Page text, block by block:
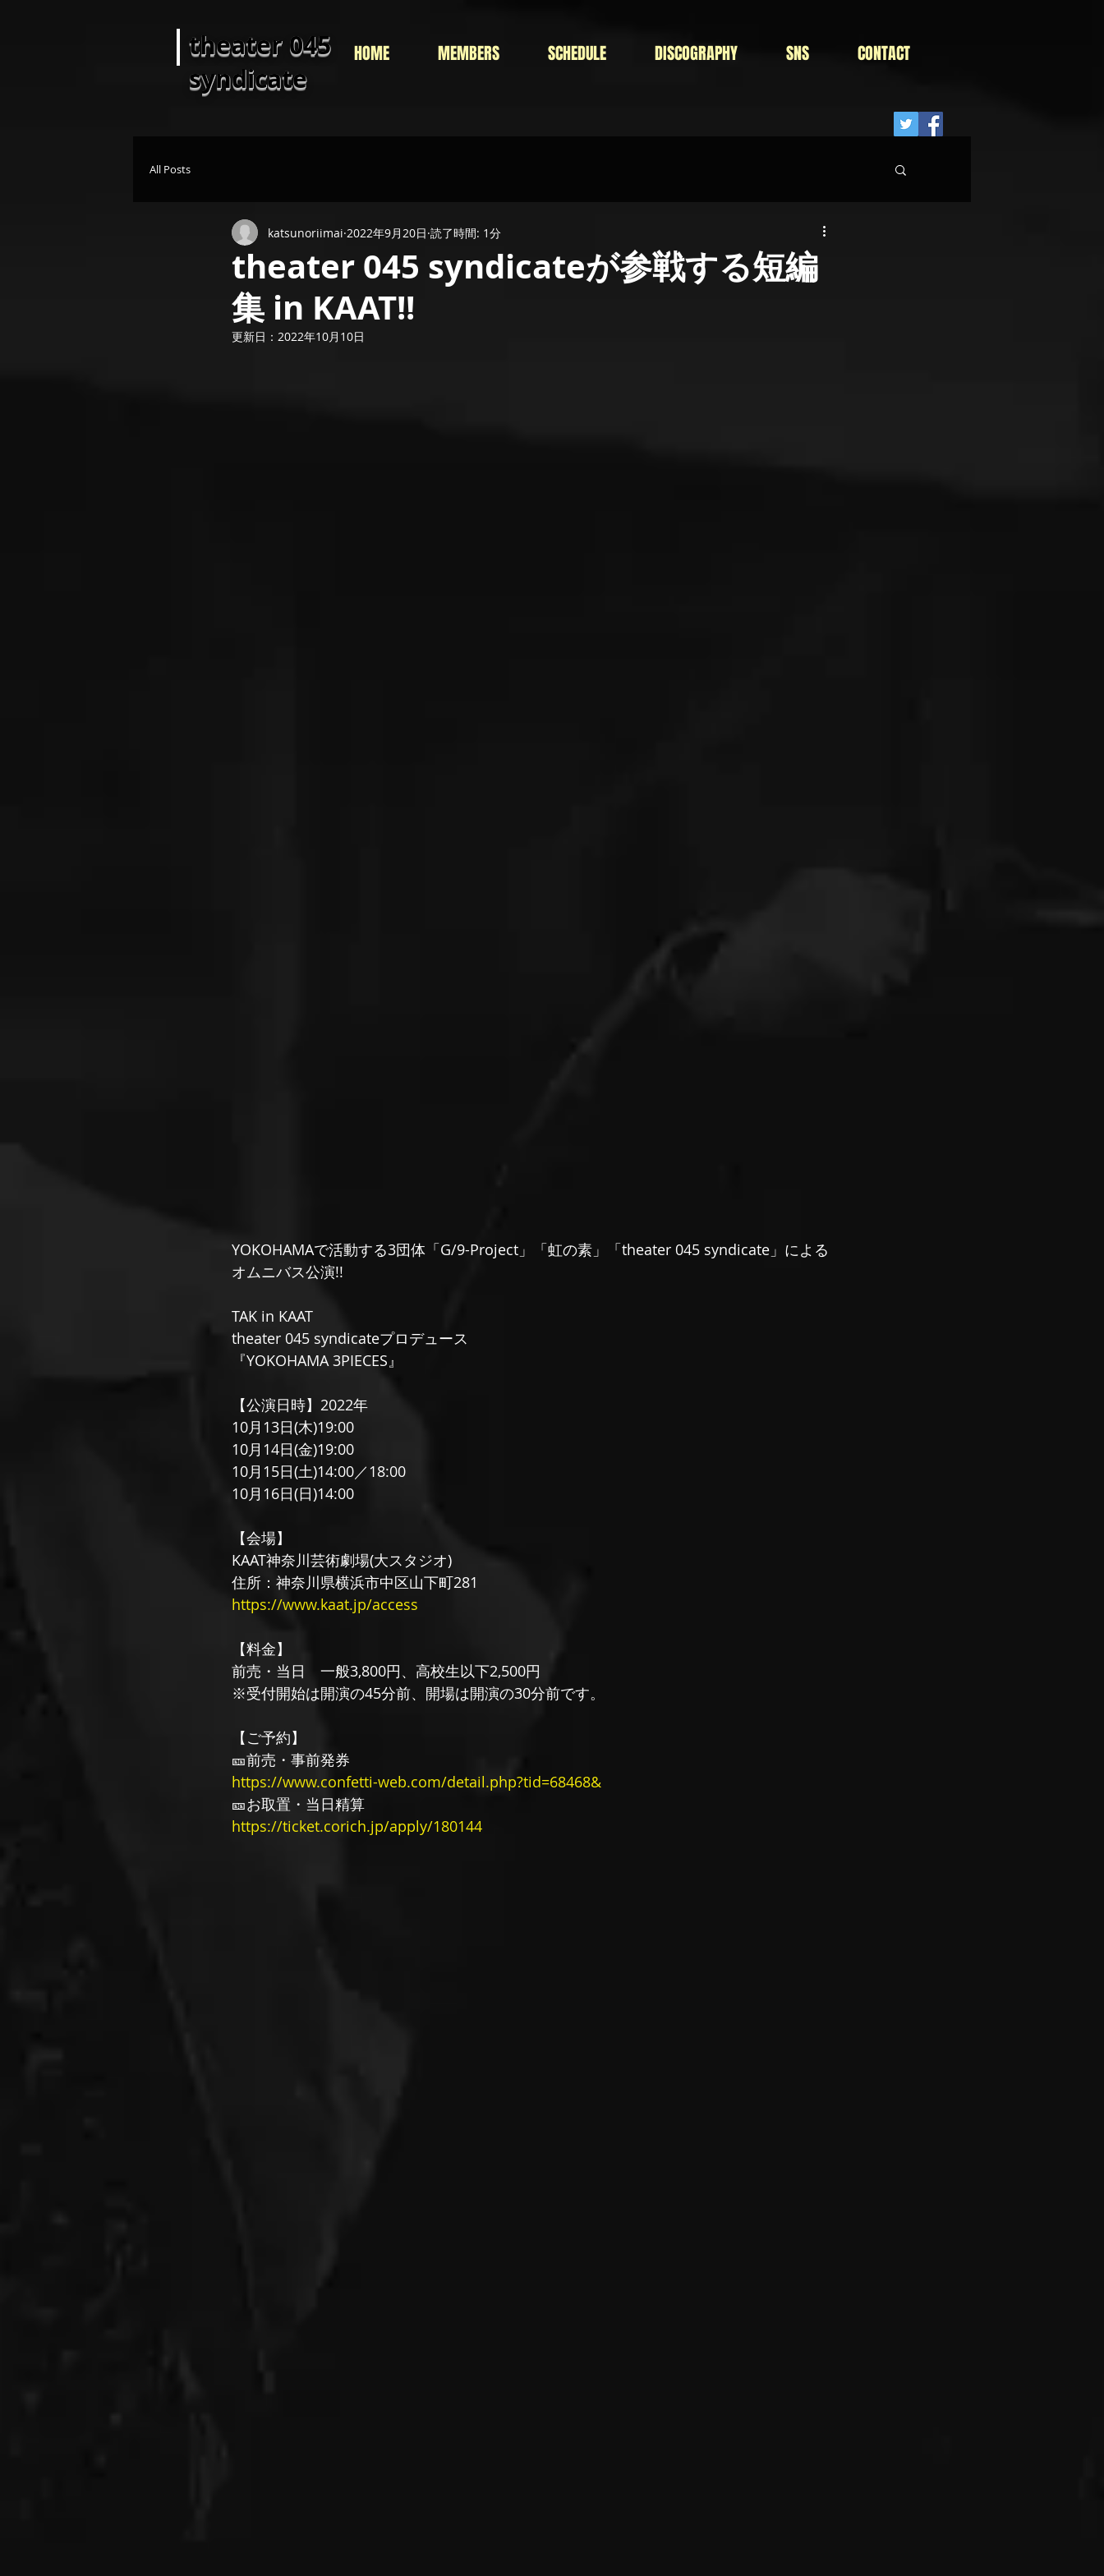
theater 045
syndicate
HOME MEMBERS SCHEDULE DISCOGRAPHY SNS CONTACT
All Posts
theater 045 syndicateが参戦する短編
集 in KAAT!!
katsunoriimai 2022年9月20日 読了時間: 1分
更新日： 2022年10月10日
YOKOHAMAで活動する3団体「G/9-Project」「虹の素」「theater 045 syndicate」による
オムニバス公演!!
TAK in KAAT
theater 045 syndicateプロデュース
『YOKOHAMA 3PIECES』
【公演日時】2022年
10月13日(木)19:00
10月14日(金)19:00
10月15日(土)14:00／18:00
10月16日(日)14:00
【会場】
KAAT神奈川芸術劇場(大スタジオ)
住所：神奈川県横浜市中区山下町281
https://www.kaat.jp/access
【料金】
前売・当日　一般3,800円、高校生以下2,500円
※受付開始は開演の45分前、開場は開演の30分前です。
【ご予約】
🎫前売・事前発券
https://www.confetti-web.com/detail.php?tid=68468&
🎫お取置・当日精算
https://ticket.corich.jp/apply/180144